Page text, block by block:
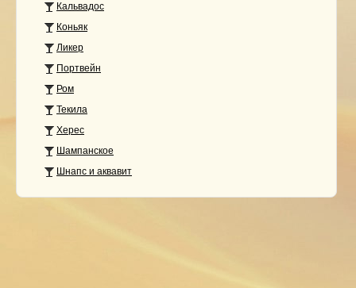
Кальвадос
Коньяк
Ликер
Портвейн
Ром
Текила
Херес
Шампанское
Шнапс и аквавит